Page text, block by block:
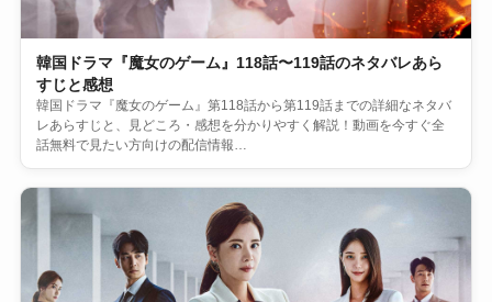
韓国ドラマ『魔女のゲーム』118話〜119話のネタバレあら
すじと感想
韓国ドラマ『魔女のゲーム』第118話から第119話までの詳細なネタバ
レあらすじと、見どころ・感想を分かりやすく解説！動画を今すぐ全
話無料で見たい方向けの配信情報…